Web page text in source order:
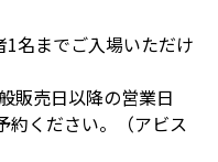
名までご入場いただけ
販売日以降の営業日
約ください。（アビス